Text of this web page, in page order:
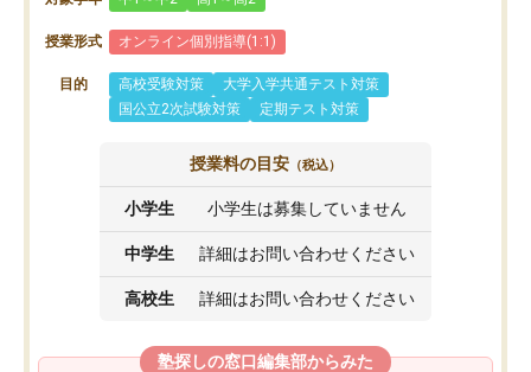
授業形式 オンライン個別指導(1:1)
目的 高校受験対策
大学入学共通テスト対策
国公立2次試験対策
定期テスト対策
授業料の目安 （税込）
小学生 小学生は募集していません
中学生 詳細はお問い合わせください
高校生 詳細はお問い合わせください
塾探しの窓口編集部からみた